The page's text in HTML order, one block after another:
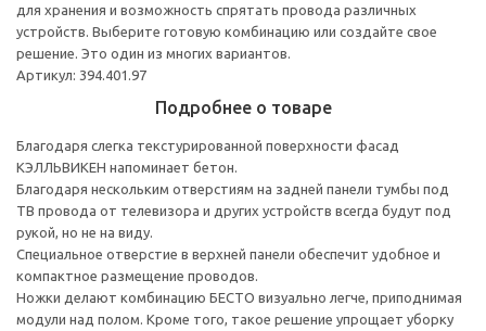
для хранения и возможность спрятать провода различных
устройств. Выберите готовую комбинацию или создайте свое
решение. Это один из многих вариантов.
Артикул: 394.401.97
Подробнее о товаре
Благодаря слегка текстурированной поверхности фасад
КЭЛЛЬВИКЕН напоминает бетон.
Благодаря нескольким отверстиям на задней панели тумбы под
ТВ провода от телевизора и других устройств всегда будут под
рукой, но не на виду.
Специальное отверстие в верхней панели обеспечит удобное и
компактное размещение проводов.
Ножки делают комбинацию БЕСТО визуально легче, приподнимая
модули над полом. Кроме того, такое решение упрощает уборку